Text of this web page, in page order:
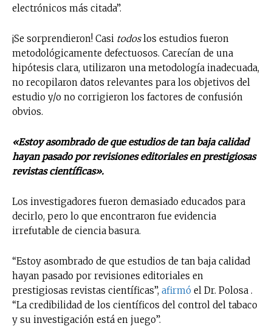
electrónicos más citada”.
¡Se sorprendieron! Casi todoslos estudios fueron
metodológicamente defectuosos. Carecían de una
hipótesis clara, utilizaron una metodología inadecuada,
no recopilaron datos relevantes para los objetivos del
estudio y/o no corrigieron los factores de confusión
obvios.
«Estoy asombrado de que estudios de tan baja calidad
hayan pasado por revisiones editoriales en prestigiosas
revistas científicas».
Los investigadores fueron demasiado educados para
decirlo, pero lo que encontraron fue evidencia
irrefutable de ciencia basura.
“Estoy asombrado de que estudios de tan baja calidad
hayan pasado por revisiones editoriales en
prestigiosas revistas científicas”, afirmó el Dr. Polosa .
“La credibilidad de los científicos del control del tabaco
y su investigación está en juego”.